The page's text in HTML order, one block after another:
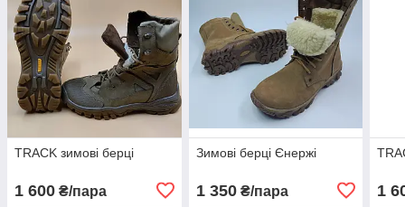
TRACK зимові берці
1 600 ₴/пара
Зимові берці Єнержі
1 350₴/пара 1